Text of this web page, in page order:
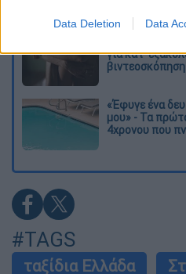
Data Deletion Data
για κατ'
«Έφυγε ένα
μου» - Τα
4χρονου που
#TAGS
ταξίδια Ελλάδα